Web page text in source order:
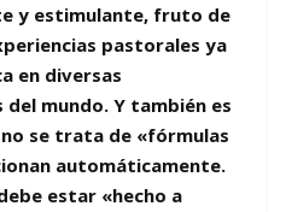
y estimulante, fruto de
pastorales ya
en diversas
mundo. Y también es
se trata de «fórmulas
automáticamente.
estar «hecho a